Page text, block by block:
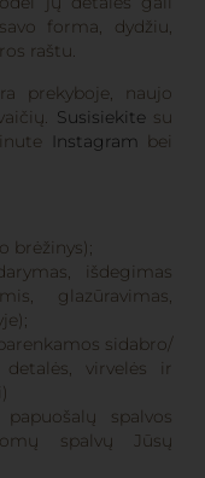
forma, dydžiu,
raštu.
prekyboje, naujo
Susisiekitesu
Instagram bei
brėžinys);
išdegimas
glazūravimas,
sidabro/
virvelės ir
spalvos
spalvų Jūsų